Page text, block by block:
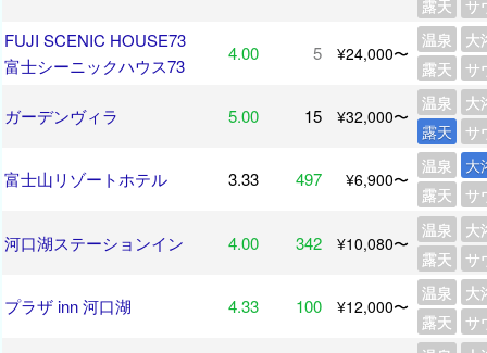
露天
サ
FUJI SCENIC HOUSE73
富士シーニックハウス73
4.00 5 ¥24,000〜
温泉
大
露天
サ
ガーデンヴィラ 5.00 15 ¥32,000〜
温泉
大
露天
サ
富士山リゾートホテル 3.33 497 ¥6,900〜
温泉
大
露天
サ
河口湖ステーションイン 4.00 342 ¥10,080〜
温泉
大
露天
サ
プラザ inn 河口湖 4.33 100 ¥12,000〜
温泉
大
露天
サ